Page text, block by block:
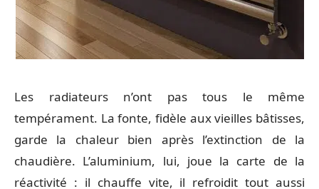
Les radiateurs n’ont pas tous le même
tempérament. La fonte, fidèle aux vieilles bâtisses,
garde la chaleur bien après l’extinction de la
chaudière. L’aluminium, lui, joue la carte de la
réactivité : il chauffe vite, il refroidit tout aussi